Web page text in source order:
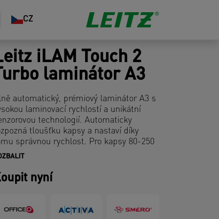
CZ
iLAM Touch 2
laminátor A3
automatický, prémiový laminátor A3 s
laminovací rychlostí a unikátní
technologií. Automaticky
tloušťku kapsy a nastaví díky
správnou rychlost. Pro kapsy 80-250
Zahřátí do 1 min. S unikátním
intenzivní profesionální užití.
nyní